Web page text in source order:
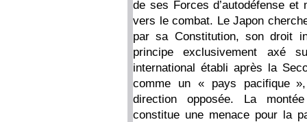
de ses Forces d’autodéfense
vers le combat. Le Japon
par sa Constitution, son droit
principe exclusivement axé
international établi après la
comme un « pays pacifique
direction opposée. La
constitue une menace pour la